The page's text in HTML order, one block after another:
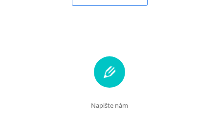
Napište nám